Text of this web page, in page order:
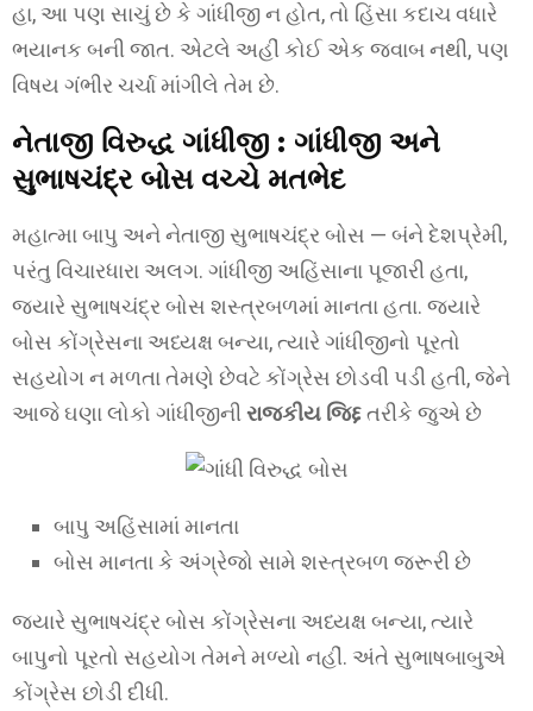
હા, આ પણ સાચું છે કે ગાંધીજી ન હોત, તો હિંસા કદાચ વધારે
ભયાનક બની જાત. એટલે અહીં કોઈ એક જવાબ નથી, પણ
વિષય ગંભીર ચર્ચા માંગીલે તેમ છે.
નેતાજી વિરુદ્ધ ગાંધીજી : ગાંધીજી અને
સુભાષચંદ્ર બોસ વચ્ચે મતભેદ
મહાત્મા બાપુ અને નેતાજી સુભાષચંદ્ર બોસ — બંને દેશપ્રેમી,
પરંતુ વિચારધારા અલગ. ગાંધીજી અહિંસાના પૂજારી હતા,
જ્યારે સુભાષચંદ્ર બોસ શસ્ત્રબળમાં માનતા હતા. જ્યારે
બોસ કોંગ્રેસના અધ્યક્ષ બન્યા, ત્યારે ગાંધીજીનો પૂરતો
સહયોગ ન મળતા તેમણે છેવટે કોંગ્રેસ છોડવી પડી હતી, જેને
આજે ઘણા લોકો ગાંધીજીનીરાજકીય જિદ્દતરીકે જુએ છે
બાપુ અહિંસામાં માનતા
બોસ માનતા કે અંગ્રેજો સામે શસ્ત્રબળ જરૂરી છે
જ્યારે સુભાષચંદ્ર બોસ કોંગ્રેસના અધ્યક્ષ બન્યા, ત્યારે
બાપુનો પૂરતો સહયોગ તેમને મળ્યો નહીં. અંતે સુભાષબાબુએ
કોંગ્રેસ છોડી દીધી.